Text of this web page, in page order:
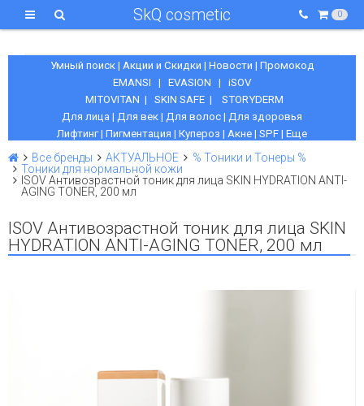
SkQ cosmetic 0
Умный поиск| Акции и Скидки | Новости | Промокод
EMANSI | EVASION | iSOV
MITOVITAN | SKIN SAFE | STORYDERM
Для лица | Для век | Для волос | Для здоровья
Лифтинг| Пигментация | Купероз | Акне | SPF | Еще
Все бренды АКТУАЛЬНОЕ
% Тоники и Тонеры %
Тоники для нормальной кожи
ISOV Антивозрастной тоник для лица SKIN HYDRATION ANTI-
AGING TONER, 200 мл
ISOV Антивозрастной тоник для лица SKIN
HYDRATION ANTI-AGING TONER, 200 мл